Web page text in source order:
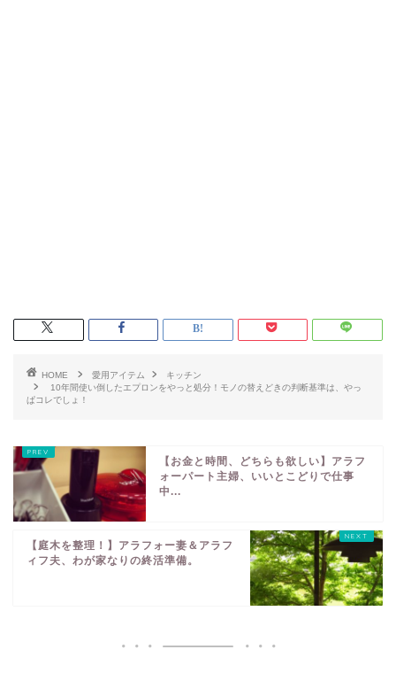
HOME 愛用アイテム
キッチン
10年間使い倒したエプロンをやっと処分！モノの替えどきの判断基準は、やっ
ぱコレでしょ！
【お金と時間、どちらも欲しい】アラフ
ォーパート主婦、いいとこどりで仕事
中...
【庭木を整理！】アラフォー妻＆アラフ
ィフ夫、わが家なりの終活準備。